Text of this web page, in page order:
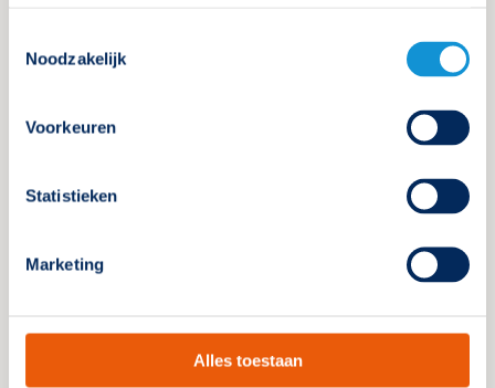
Noodzakelijk
Voorkeuren
Statistieken
Marketing
Alles toestaan
Inschrijven Meer informatie
Tweede dag: 22 september 2026